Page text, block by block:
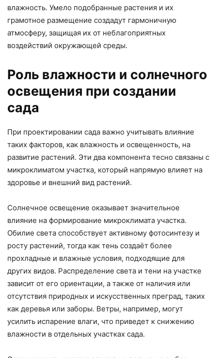
влажность. Умело подобранные растения и их
грамотное размещение создадут гармоничную
атмосферу, защищая их от неблагоприятных
воздействий окружающей среды.
Роль влажности и солнечного
освещения при создании
сада
При проектировании сада важно учитывать влияние
таких факторов, как влажность и освещенность, на
развитие растений. Эти два компонента тесно связаны с
микроклиматом участка, который напрямую влияет на
здоровье и внешний вид растений.
Солнечное освещение оказывает значительное
влияние на формирование микроклимата участка.
Обилие света способствует активному фотосинтезу и
росту растений, тогда как тень создаёт более
прохладные и влажные условия, подходящие для
других видов. Распределение света и тени на участке
зависит от его ориентации, а также от наличия или
отсутствия природных и искусственных преград, таких
как деревья или заборы. Ветры, например, могут
усилить испарение влаги, что приведет к снижению
влажности в отдельных участках сада.